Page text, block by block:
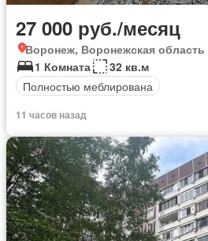
27 000 руб./месяц
Воронеж, Воронежская область
1 Комната
32 кв.м
Полностью меблирована
11 часов назад